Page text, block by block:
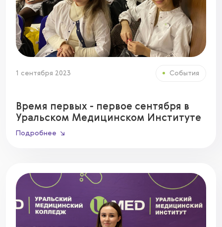
1 сентября 2023 События
Время первых - первое сентября в
Уральском Медицинском Институте
Подробнее